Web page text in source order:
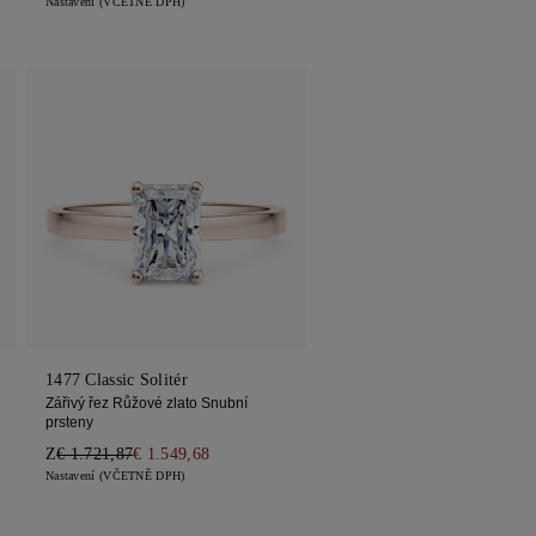
1477 Classic Solitér
Zářivý řez Růžové zlato Snubní
prsteny
Z€ 1.721,87€ 1.549,68
Nastavení (VČETNĚ DPH)